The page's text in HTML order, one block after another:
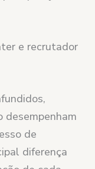
e recrutador
desempenham
de
diferença